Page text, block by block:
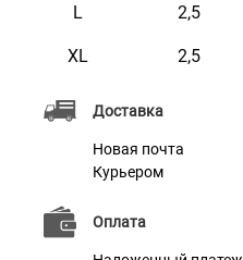
Доставка
Новая почта
Курьером
Оплата
L 2,5
XL 2,5